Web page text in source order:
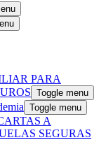
PARA
Toggle menu
Toggle menu
A
SEGURAS